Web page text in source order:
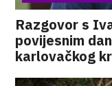
Razgovor s
povijesnim
karlovačkog